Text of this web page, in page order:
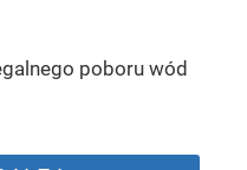
poboru wód